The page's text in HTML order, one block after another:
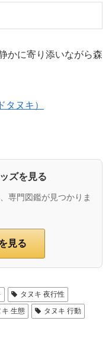
かに寄り添いながら森
ヌキ）
ズを見る
専門図鑑が見つかりま
見る
タヌキ 夜行性
キ 生態
タヌキ 行動